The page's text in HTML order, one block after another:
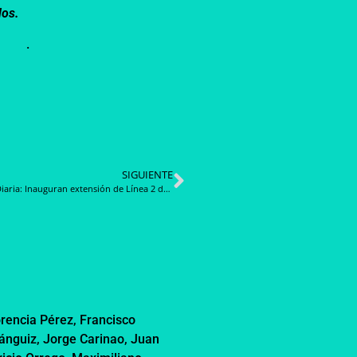
.
SIGUIENTE
Noticia Diaria: Inauguran extensión de Línea 2 del Metro a El Bosque y San Bernardo
Pérez, Francisco
, Jorge Carinao, Juan